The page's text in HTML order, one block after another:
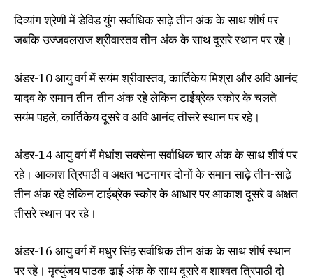
दिव्यांग श्रेणी में डेविड युंग सर्वाधिक साढ़े तीन अंक के साथ शीर्ष पर
जबकि उज्जवलराज श्रीवास्तव तीन अंक के साथ दूसरे स्थान पर रहे।
अंडर-10 आयु वर्ग में सयंम श्रीवास्तव, कार्तिकेय मिश्रा और अवि आनंद
यादव के समान तीन-तीन अंक रहे लेकिन टाईब्रेक स्कोर के चलते
सयंम पहले, कार्तिकेय दूसरे व अवि आनंद तीसरे स्थान पर रहे।
अंडर-14 आयु वर्ग में मेधांश सक्सेना सर्वाधिक चार अंक के साथ शीर्ष पर
रहे। आकाश त्रिपाठी व अक्षत भटनागर दोनों के समान साढ़े तीन-साढे़
तीन अंक रहे लेकिन टाईब्रेक स्कोर के आधार पर आकाश दूसरे व अक्षत
तीसरे स्थान पर रहे।
अंडर-16 आयु वर्ग में मधुर सिंह सर्वाधिक तीन अंक के साथ शीर्ष स्थान
पर रहे। मृत्युंजय पाठक ढाई अंक के साथ दूसरे व शाश्वत त्रिपाठी दो